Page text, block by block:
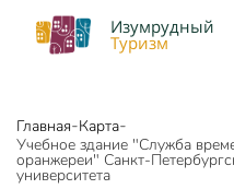
Изумрудный
Туризм
Главная-Карта-
Учебное здание "Служба
оранжереи" Санкт-
университета